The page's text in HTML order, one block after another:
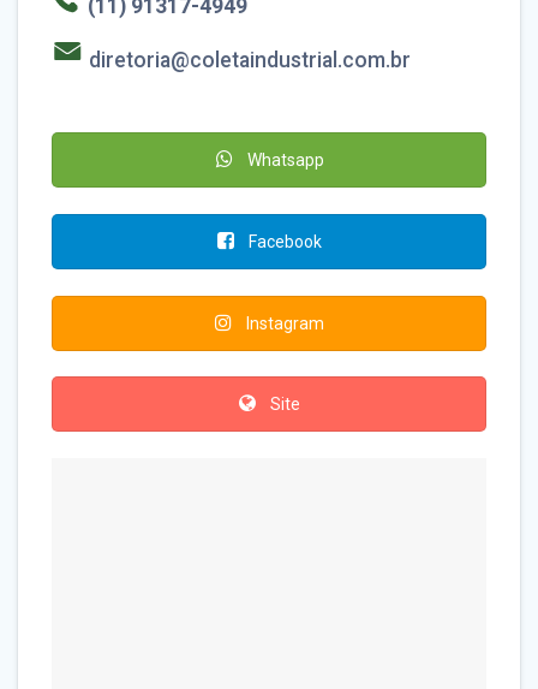
(11) 91317-4949
diretoria@coletaindustrial.com.br
Whatsapp
Facebook
Instagram
Site